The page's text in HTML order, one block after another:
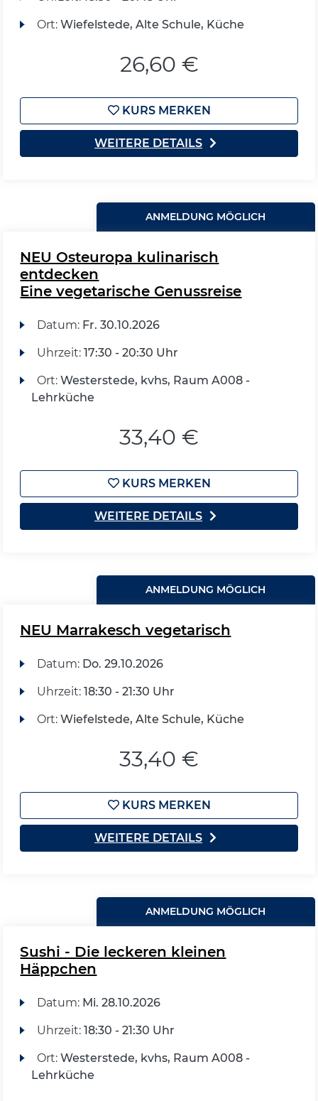
Ort: Wiefelstede, Alte Schule, Küche
26,60 €
KURS MERKEN
WEITERE DETAILS
ANMELDUNG MÖGLICH
NEU Osteuropa kulinarisch
entdecken
Eine vegetarische Genussreise
Datum: Fr. 30.10.2026
Uhrzeit: 17:30 - 20:30 Uhr
Ort: Westerstede, kvhs, Raum A008 -
Lehrküche
33,40 €
KURS MERKEN
WEITERE DETAILS
ANMELDUNG MÖGLICH
NEU Marrakesch vegetarisch
Datum: Do. 29.10.2026
Uhrzeit: 18:30 - 21:30 Uhr
Ort: Wiefelstede, Alte Schule, Küche
33,40 €
KURS MERKEN
WEITERE DETAILS
ANMELDUNG MÖGLICH
Sushi - Die leckeren kleinen
Häppchen
Datum: Mi. 28.10.2026
Uhrzeit: 18:30 - 21:30 Uhr
Ort: Westerstede, kvhs, Raum A008 -
Lehrküche